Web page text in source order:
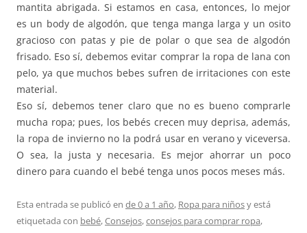
mantita abrigada. Si estamos en casa, entonces, lo mejor
es un body de algodón, que tenga manga larga y un osito
gracioso con patas y pie de polar o que sea de algodón
frisado. Eso sí, debemos evitar comprar la ropa de lana con
pelo, ya que muchos bebes sufren de irritaciones con este
material.
Eso sí, debemos tener claro que no es bueno comprarle
mucha ropa; pues, los bebés crecen muy deprisa, además,
la ropa de invierno no la podrá usar en verano y viceversa.
O sea, la justa y necesaria. Es mejor ahorrar un poco
dinero para cuando el bebé tenga unos pocos meses más.
Esta entrada se publicó en de 0 a 1 año, Ropa para niñosy está
etiquetada con bebé,Consejos,consejos para comprar ropa,